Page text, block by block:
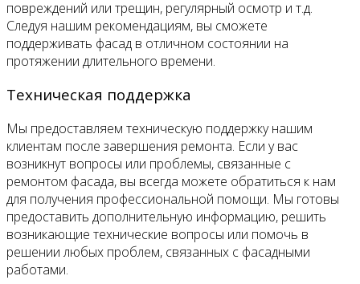
повреждений или трещин, регулярный осмотр и т.д.
Следуя нашим рекомендациям, вы сможете
поддерживать фасад в отличном состоянии на
протяжении длительного времени.
Техническая поддержка
Мы предоставляем техническую поддержку нашим
клиентам после завершения ремонта. Если у вас
возникнут вопросы или проблемы, связанные с
ремонтом фасада, вы всегда можете обратиться к нам
для получения профессиональной помощи. Мы готовы
предоставить дополнительную информацию, решить
возникающие технические вопросы или помочь в
решении любых проблем, связанных с фасадными
работами.